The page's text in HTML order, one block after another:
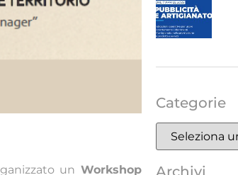
un Workshop
Categorie
Archivi